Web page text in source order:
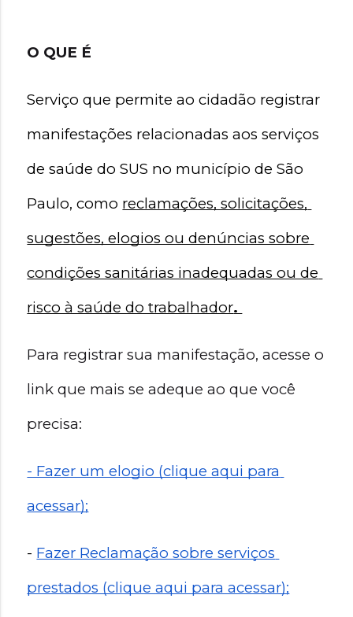
O QUE É
Serviço que permite ao cidadão registrar
manifestações relacionadas aos serviços
de saúde do SUS no município de São
Paulo, como reclamações, solicitações,
sugestões, elogios ou denúncias sobre
condições sanitárias inadequadas ou de
risco à saúde do trabalhador.
Para registrar sua manifestação, acesse o
link que mais se adeque ao que você
precisa:
- Fazer um elogio (clique aqui para
acessar);
- Fazer Reclamação sobre serviços
prestados (clique aqui para acessar);